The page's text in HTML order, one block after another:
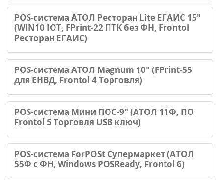
POS-система АТОЛ Ресторан Lite ЕГАИС 15"
(WIN10 IOT, FPrint-22 ПТК без ФН, Frontol
Ресторан ЕГАИС)
POS-система АТОЛ Magnum 10" (FPrint-55
для ЕНВД, Frontol 4 Торговля)
POS-система Мини ПОС-9" (АТОЛ 11Ф, ПО
Frontol 5 Торговля USB ключ)
POS-система ForPOSt Супермаркет (АТОЛ
55Ф с ФН, Windows POSReady, Frontol 6)